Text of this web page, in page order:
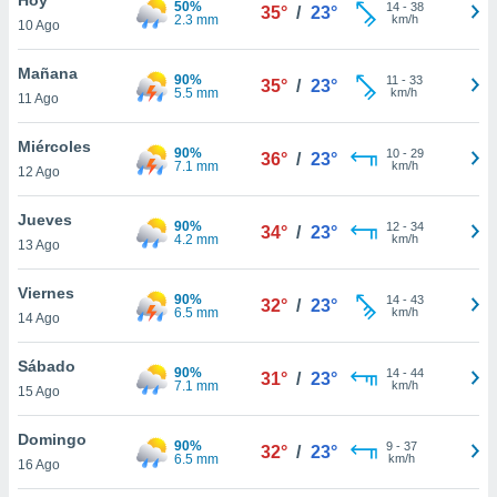
en
más
nuestra
de
cookies
aceptar
10 Ago
50%
2.3 mm
35° / 23° 14- 38
km/h
Mañana
11 Ago
90%
5.5 mm
35° / 23° 11 - 33
km/h
Miércoles
12 Ago
90%
7.1 mm
36° / 23° 10- 29
km/h
Jueves
13 Ago
90%
4.2 mm
34° / 23° 12- 34
km/h
Viernes
14 Ago
90%
6.5 mm
32° / 23° 14- 43
km/h
Sábado
15 Ago
90%
7.1 mm
31° / 23° 14- 44
km/h
Domingo
16 Ago
90%
6.5 mm
32° / 23° 9- 37
km/h